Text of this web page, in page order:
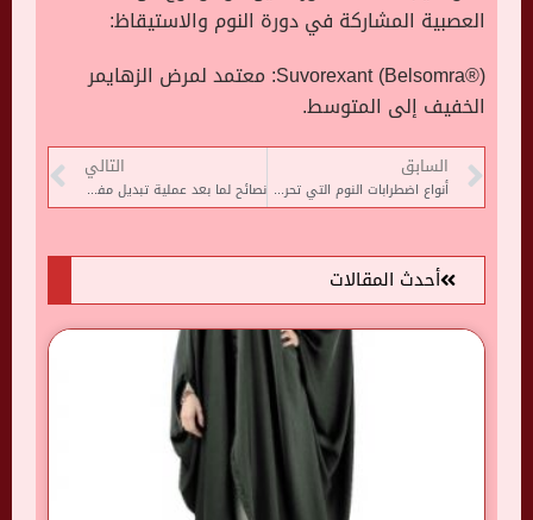
العصبية المشاركة في دورة النوم والاستيقاظ:
Suvorexant (Belsomra®): معتمد لمرض الزهايمر
الخفيف إلى المتوسط.
السابق
أنواع اضطرابات النوم التي تحرض الشقيقة
التالي
نصائح لما بعد عملية تبديل مفصل الورك
أحدث المقالات